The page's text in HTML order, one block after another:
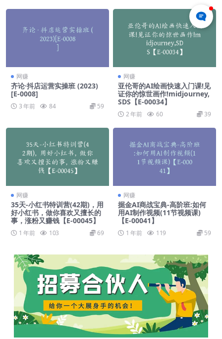
网赚
齐论·抖店运营实操班 (2023)
[E-0008]
3 年前 84 59
网赚
亚伦哥的AI绘画快速入门课!见
证你的惊世画作!midjourney,
SDS【E-00034】
2 年前 60 39
网赚
35天-小红书特训营(42期)，用
好小红书，做你喜欢又擅长的
事，涨粉又赚钱【E-00045】
1 年前 103 69
网赚
掘金AI商战宝典-高阶班:如何
用AI制作视频(11节视频课)
【E-00041】
1 年前 119 59